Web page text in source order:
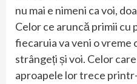
nu mai e nimeni ca voi,
Celor ce aruncă primii cu
fiecaruia va veni o vreme
strângeți și voi. Celor
aproapele lor trece